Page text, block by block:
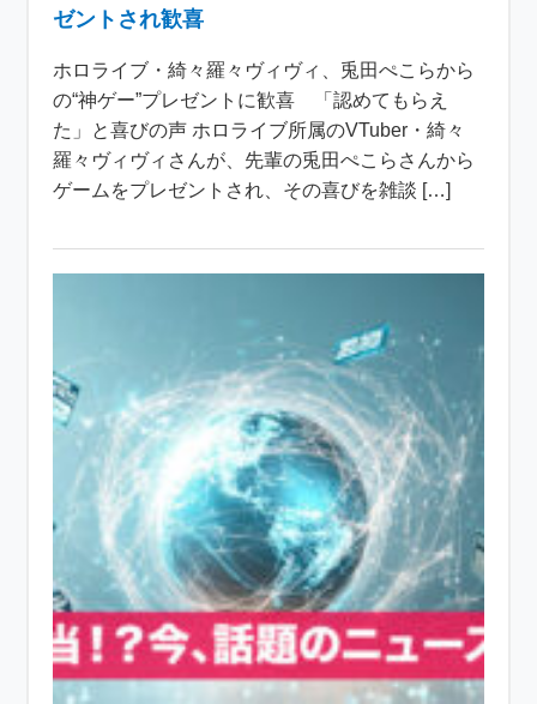
ゼントされ歓喜
ホロライブ・綺々羅々ヴィヴィ、兎田ぺこらから
の“神ゲー”プレゼントに歓喜 「認めてもらえ
た」と喜びの声 ホロライブ所属のVTuber・綺々
羅々ヴィヴィさんが、先輩の兎田ぺこらさんから
ゲームをプレゼントされ、その喜びを雑談 […]